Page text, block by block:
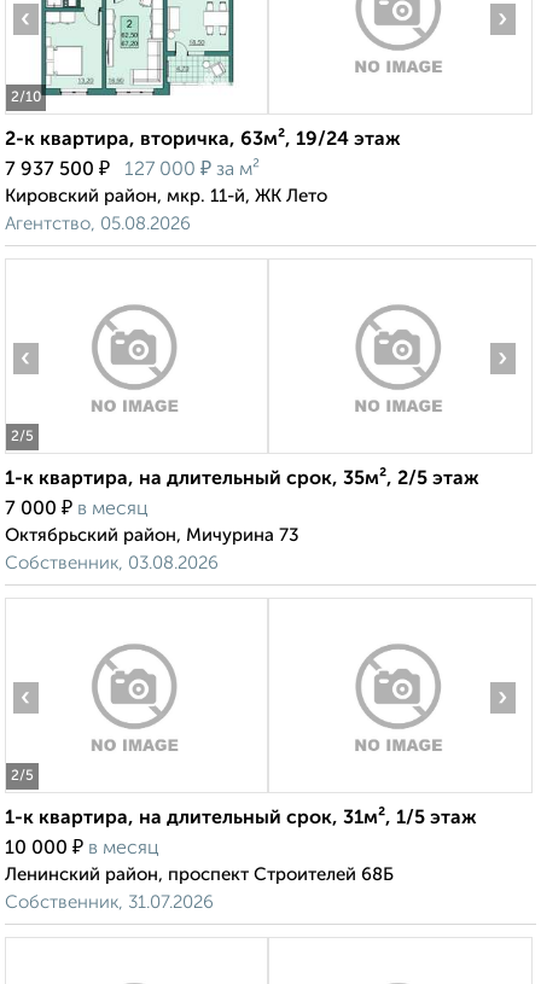
2/10
‹ ›
2-к квартира, вторичка, 63м², 19/24 этаж
7 937 500 ₽ 127 000 ₽ за м²
Кировский район, мкр. 11-й, ЖК Лето
Агентство, 05.08.2026
2/5
‹ ›
1-к квартира, на длительный срок, 35м², 2/5 этаж
7 000 ₽ в месяц
Октябрьский район, Мичурина 73
Собственник, 03.08.2026
2/5
‹ ›
1-к квартира, на длительный срок, 31м², 1/5 этаж
10 000 ₽ в месяц
Ленинский район, проспект Строителей 68Б
Собственник, 31.07.2026